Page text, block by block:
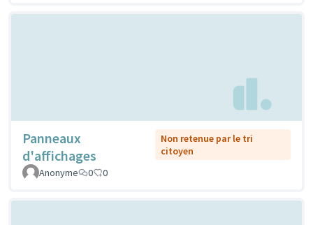
Panneaux
d'affichages
Non retenue par le tri
citoyen
Anonyme
0 0